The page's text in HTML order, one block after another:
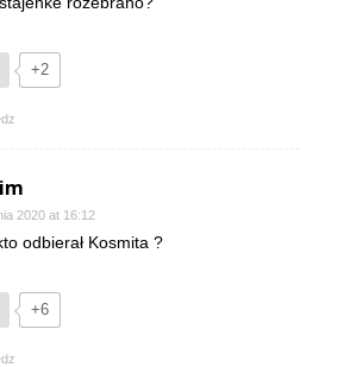
+2
2020 at 16:12
odbierał Kosmita ?
+6